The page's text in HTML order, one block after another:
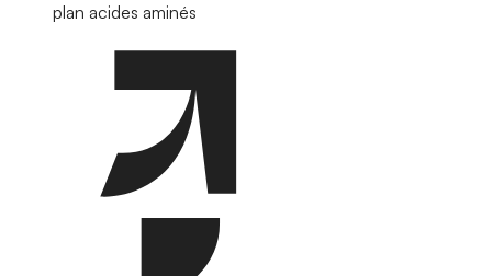
plan acides aminés